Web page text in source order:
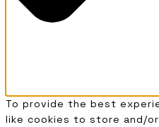
To provide the best
like cookies to store and/